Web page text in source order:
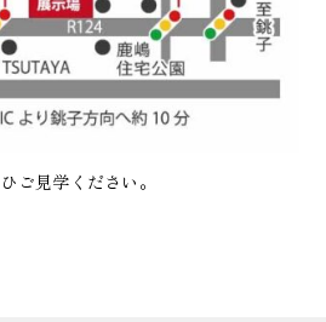
ご見学ください。